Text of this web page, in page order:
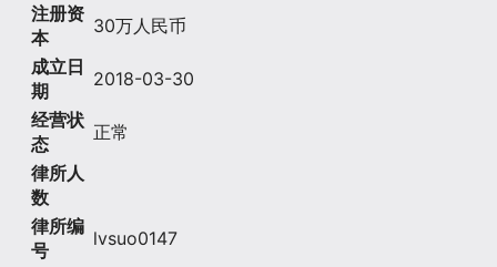
注册资
本
30万人民币
成立日
期
2018-03-30
经营状
态
正常
律所人
数
律所编
号
lvsuo0147